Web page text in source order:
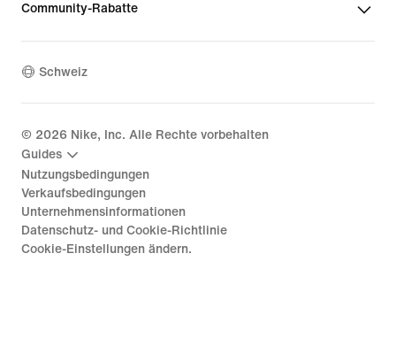
Community-Rabatte
Schweiz
© 2026 Nike, Inc. Alle Rechte vorbehalten
Guides
Nutzungsbedingungen
Verkaufsbedingungen
Unternehmensinformationen
Datenschutz- und Cookie-Richtlinie
Cookie-Einstellungen ändern.